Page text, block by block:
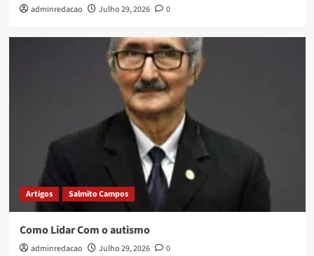
adminredacao Julho 29, 2026 0
Artigos Salmito Campos
Como Lidar Com o autismo
adminredacao Julho 29, 2026 0